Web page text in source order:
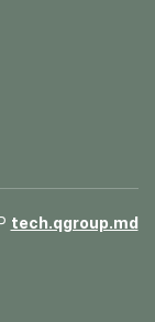
tech.qgroup.md